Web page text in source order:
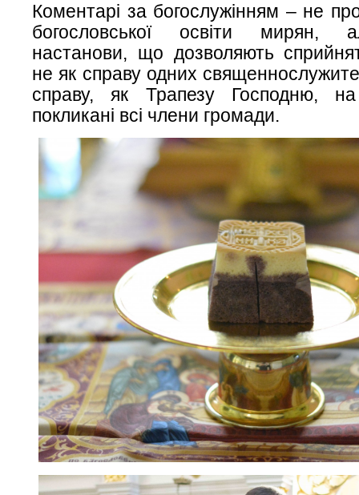
Коментарі за богослужінням – не
богословської освіти мирян,
настанови, що дозволяють
не як справу одних
справу, як Трапезу Господню,
покликані всі члени громади.